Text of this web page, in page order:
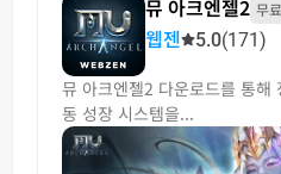
뮤 아크엔젤2 무료
웹젠 5.0(171)
뮤 아크엔젤2 다운로드를 통해
동 성장 시스템을...